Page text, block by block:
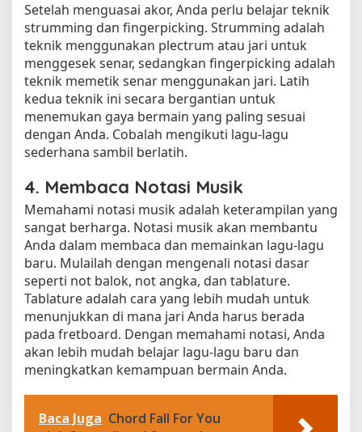
Setelah menguasai akor, Anda perlu belajar teknik
strumming dan fingerpicking. Strumming adalah
teknik menggunakan plectrum atau jari untuk
menggesek senar, sedangkan fingerpicking adalah
teknik memetik senar menggunakan jari. Latih
kedua teknik ini secara bergantian untuk
menemukan gaya bermain yang paling sesuai
dengan Anda. Cobalah mengikuti lagu-lagu
sederhana sambil berlatih.
4. Membaca Notasi Musik
Memahami notasi musik adalah keterampilan yang
sangat berharga. Notasi musik akan membantu
Anda dalam membaca dan memainkan lagu-lagu
baru. Mulailah dengan mengenali notasi dasar
seperti not balok, not angka, dan tablature.
Tablature adalah cara yang lebih mudah untuk
menunjukkan di mana jari Anda harus berada
pada fretboard. Dengan memahami notasi, Anda
akan lebih mudah belajar lagu-lagu baru dan
meningkatkan kemampuan bermain Anda.
Baca Juga Chord Fall For You